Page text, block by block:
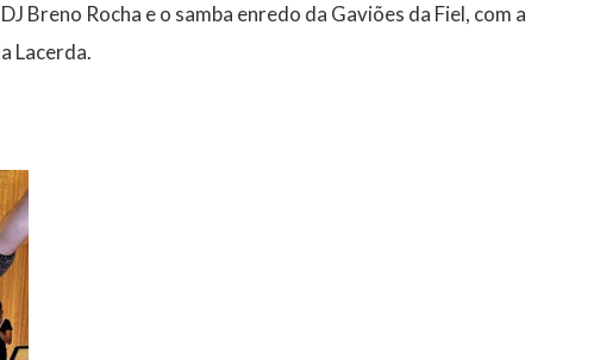
Breno Rocha e o samba enredo da Gaviões da Fiel, com a
Lacerda.